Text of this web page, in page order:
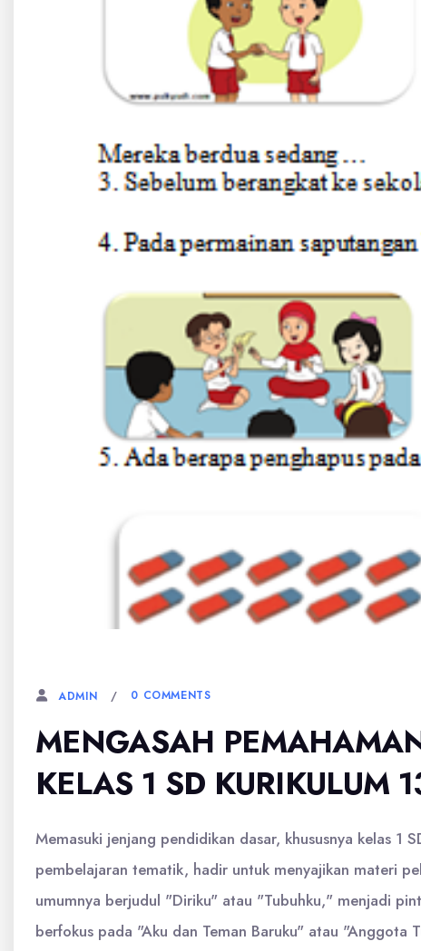
ADMIN 0 COMMENTS
MENGASAH
KELAS 1 SD KURIKULUM
Memasuki jenjang pendidikan dasar, khususnya kelas
pembelajaran tematik, hadir untuk menyajikan materi
umumnya berjudul "Diriku" atau "Tubuhku," menjadi
berfokus pada "Aku dan Teman Baruku" atau "Anggota